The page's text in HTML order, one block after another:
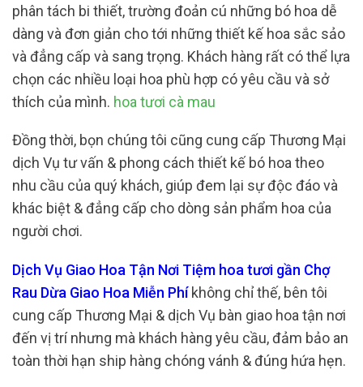
phân tách bi thiết, trường đoản cú những bó hoa dễ
dàng và đơn giản cho tới những thiết kế hoa sắc sảo
và đẳng cấp và sang trọng. Khách hàng rất có thể lựa
chọn các nhiều loại hoa phù hợp có yêu cầu và sở
thích của mình. hoa tươi cà mau
Đồng thời, bọn chúng tôi cũng cung cấp Thương Mại
dịch Vụ tư vấn & phong cách thiết kế bó hoa theo
nhu cầu của quý khách, giúp đem lại sự độc đáo và
khác biệt & đẳng cấp cho dòng sản phẩm hoa của
người chơi.
Dịch Vụ Giao Hoa Tận Nơi Tiệm hoa tươi gần Chợ
Rau Dừa Giao Hoa Miễn Phíkhông chỉ thế, bên tôi
cung cấp Thương Mại & dịch Vụ bàn giao hoa tận nơi
đến vị trí nhưng mà khách hàng yêu cầu, đảm bảo an
toàn thời hạn ship hàng chóng vánh & đúng hứa hẹn.